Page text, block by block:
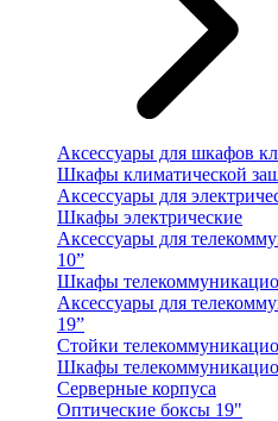
Аксессуары для шкафов
Шкафы климатической
Аксессуары для
Шкафы электрические
Аксессуары для
10”
Шкафы
Аксессуары для
19”
Стойки
Шкафы
Серверные корпуса
Оптические боксы 19"